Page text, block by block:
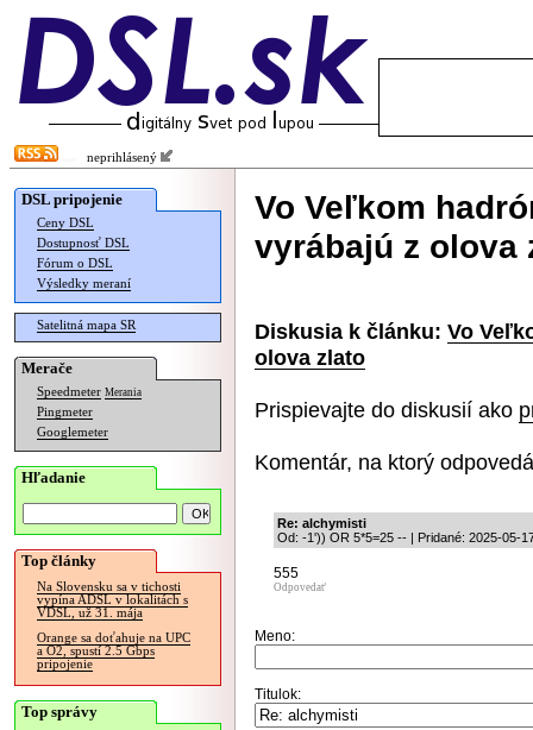
neprihlásený
DSL pripojenie
Ceny DSL
Dostupnosť DSL
Fórum o DSL
Výsledky meraní
Satelitná mapa SR
Merače
Speedmeter Merania
Pingmeter
Googlemeter
Hľadanie
Top články
Na Slovensku sa v tichosti
vypína ADSL v lokalitách s
VDSL, už 31. mája
Orange sa doťahuje na UPC
a O2, spustí 2.5 Gbps
pripojenie
Top správy
Vo Veľkom
vyrábajú z olova
Diskusia k článku: Vo
olova zlato
Prispievajte do diskusií ako
Komentár, na ktorý
Re: alchymisti
Od: -1')) OR 5*5=25 -- | Pridané: 2025-05-
555
Odpovedať
Meno:
Titulok: